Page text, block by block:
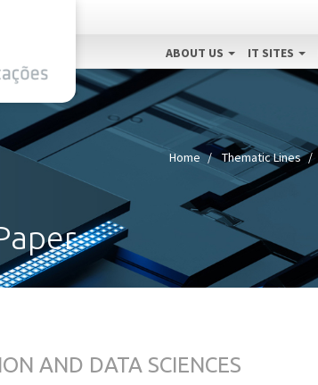
ABOUT US IT SITES
Home Thematic Lines
AND DATA SCIENCES